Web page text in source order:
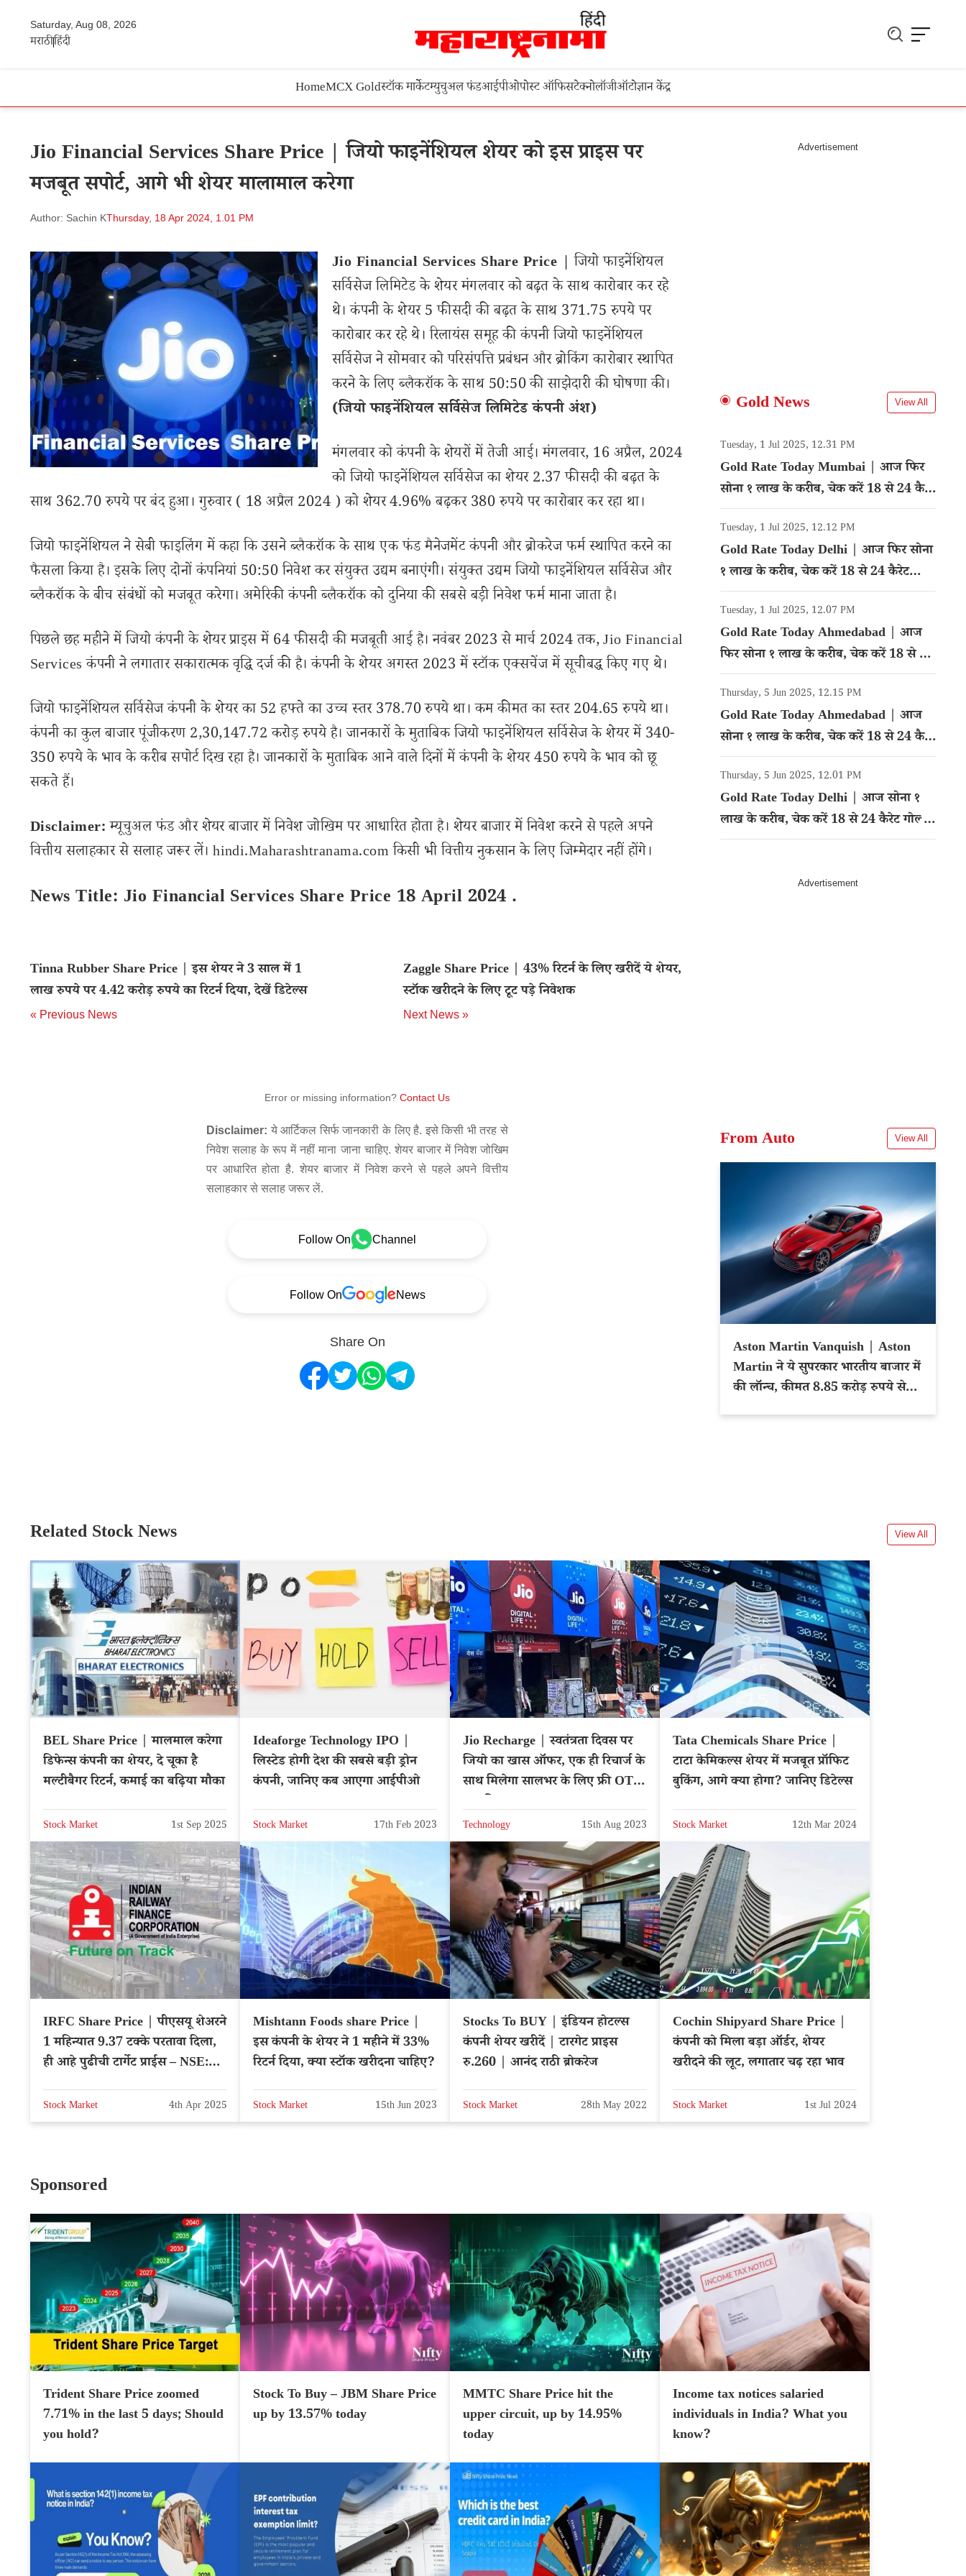
Saturday, Aug 08, 2026
मराठीहिंदी
HomeMCX Goldस्टॉक मार्केटम्युचुअल फंडआईपीओपोस्ट ऑफिसटेक्नोलॉजीऑटोज्ञान केंद्र
Jio Financial Services Share Price | जियो फाइनेंशियल शेयर को इस प्राइस पर
मजबूत सपोर्ट, आगे भी शेयर मालामाल करेगा
Author: Sachin KThursday, 18 Apr 2024, 1.01 PM
Jio Financial Services Share Price | जियो फाइनेंशियल
सर्विसेज लिमिटेड के शेयर मंगलवार को बढ़त के साथ कारोबार कर रहे
थे। कंपनी के शेयर 5 फीसदी की बढ़त के साथ 371.75 रुपये पर
कारोबार कर रहे थे। रिलायंस समूह की कंपनी जियो फाइनेंशियल
सर्विसेज ने सोमवार को परिसंपत्ति प्रबंधन और ब्रोकिंग कारोबार स्थापित
करने के लिए ब्लैकरॉक के साथ 50:50 की साझेदारी की घोषणा की।
(जियो फाइनेंशियल सर्विसेज लिमिटेड कंपनी अंश)
मंगलवार को कंपनी के शेयरों में तेजी आई। मंगलवार, 16 अप्रैल, 2024
को जियो फाइनेंशियल सर्विसेज का शेयर 2.37 फीसदी की बढ़त के
साथ 362.70 रुपये पर बंद हुआ। गुरुवार ( 18 अप्रैल 2024 ) को शेयर 4.96% बढ़कर 380 रुपये पर कारोबार कर रहा था।
जियो फाइनेंशियल ने सेबी फाइलिंग में कहा कि उसने ब्लैकरॉक के साथ एक फंड मैनेजमेंट कंपनी और ब्रोकरेज फर्म स्थापित करने का
फैसला किया है। इसके लिए दोनों कंपनियां 50:50 निवेश कर संयुक्त उद्यम बनाएंगी। संयुक्त उद्यम जियो फाइनेंशियल सर्विसेज और
ब्लैकरॉक के बीच संबंधों को मजबूत करेगा। अमेरिकी कंपनी ब्लैकरॉक को दुनिया की सबसे बड़ी निवेश फर्म माना जाता है।
पिछले छह महीने में जियो कंपनी के शेयर प्राइस में 64 फीसदी की मजबूती आई है। नवंबर 2023 से मार्च 2024 तक, Jio Financial
Services कंपनी ने लगातार सकारात्मक वृद्धि दर्ज की है। कंपनी के शेयर अगस्त 2023 में स्टॉक एक्सचेंज में सूचीबद्ध किए गए थे।
जियो फाइनेंशियल सर्विसेज कंपनी के शेयर का 52 हफ्ते का उच्च स्तर 378.70 रुपये था। कम कीमत का स्तर 204.65 रुपये था।
कंपनी का कुल बाजार पूंजीकरण 2,30,147.72 करोड़ रुपये है। जानकारों के मुताबिक जियो फाइनेंशियल सर्विसेज के शेयर में 340-
350 रुपये के भाव के करीब सपोर्ट दिख रहा है। जानकारों के मुताबिक आने वाले दिनों में कंपनी के शेयर 450 रुपये के भाव को छू
सकते हैं।
Disclaimer:म्यूचुअल फंड और शेयर बाजार में निवेश जोखिम पर आधारित होता है। शेयर बाजार में निवेश करने से पहले अपने
वित्तीय सलाहकार से सलाह जरूर लें। hindi.Maharashtranama.com किसी भी वित्तीय नुकसान के लिए जिम्मेदार नहीं होंगे।
News Title: Jio Financial Services Share Price 18 April 2024 .
Tinna Rubber Share Price | इस शेयर ने 3 साल में 1
लाख रुपये पर 4.42 करोड़ रुपये का रिटर्न दिया, देखें डिटेल्स
« Previous News
Zaggle Share Price | 43% रिटर्न के लिए खरीदें ये शेयर,
स्टॉक खरीदने के लिए टूट पड़े निवेशक
Next News »
Error or missing information? Contact Us
Disclaimer: ये आर्टिकल सिर्फ जानकारी के लिए है. इसे किसी भी तरह से
निवेश सलाह के रूप में नहीं माना जाना चाहिए. शेयर बाजार में निवेश जोखिम
पर आधारित होता है. शेयर बाजार में निवेश करने से पहले अपने वित्तीय
सलाहकार से सलाह जरूर लें.
Follow On Channel
Follow On News
Share On
Gold News View All
Tuesday, 1 Jul 2025, 12.31 PM
Gold Rate Today Mumbai | आज फिर
सोना १ लाख के करीब, चेक करें 18 से 24 कैरेट
गोल्ड का रेट
Tuesday, 1 Jul 2025, 12.12 PM
Gold Rate Today Delhi | आज फिर सोना
१ लाख के करीब, चेक करें 18 से 24 कैरेट
गोल्ड का रेट
Tuesday, 1 Jul 2025, 12.07 PM
Gold Rate Today Ahmedabad | आज
फिर सोना १ लाख के करीब, चेक करें 18 से 24
कैरेट गोल्ड का रेट
Thursday, 5 Jun 2025, 12.15 PM
Gold Rate Today Ahmedabad | आज
सोना १ लाख के करीब, चेक करें 18 से 24 कैरेट
गोल्ड का रेट
Thursday, 5 Jun 2025, 12.01 PM
Gold Rate Today Delhi | आज सोना १
लाख के करीब, चेक करें 18 से 24 कैरेट गोल्ड
का रेट
From Auto View All
Aston Martin Vanquish | Aston
Martin ने ये सुपरकार भारतीय बाजार में
की लॉन्च, कीमत 8.85 करोड़ रुपये से
Related Stock News View All
BEL Share Price | मालमाल करेगा
डिफेन्स कंपनी का शेयर, दे चूका है
मल्टीबैगर रिटर्न, कमाई का बढ़िया मौका
Stock Market 1st Sep 2025
Ideaforge Technology IPO |
लिस्टेड होगी देश की सबसे बड़ी ड्रोन
कंपनी, जानिए कब आएगा आईपीओ
Stock Market 17th Feb 2023
Jio Recharge | स्वतंत्रता दिवस पर
जियो का खास ऑफर, एक ही रिचार्ज के
साथ मिलेगा सालभर के लिए फ्री OTT
Technology 15th Aug 2023
Tata Chemicals Share Price |
टाटा केमिकल्स शेयर में मजबूत प्रॉफिट
बुकिंग, आगे क्या होगा? जानिए डिटेल्स
Stock Market 12th Mar 2024
IRFC Share Price | पीएसयू शेअरने
1 महिन्यात 9.37 टक्के परतावा दिला,
ही आहे पुढीची टार्गेट प्राईस – NSE:
Stock Market 4th Apr 2025
Mishtann Foods share Price |
इस कंपनी के शेयर ने 1 महीने में 33%
रिटर्न दिया, क्या स्टॉक खरीदना चाहिए?
Stock Market 15th Jun 2023
Stocks To BUY | इंडियन होटल्स
कंपनी शेयर खरीदें | टारगेट प्राइस
रु.260 | आनंद राठी ब्रोकरेज
Stock Market 28th May 2022
Cochin Shipyard Share Price |
कंपनी को मिला बड़ा ऑर्डर, शेयर
खरीदने की लूट, लगातार चढ़ रहा भाव
Stock Market 1st Jul 2024
Sponsored
Trident Share Price zoomed
7.71% in the last 5 days; Should
you hold?
Stock To Buy – JBM Share Price
up by 13.57% today
MMTC Share Price hit the
upper circuit, up by 14.95%
today
Income tax notices salaried
individuals in India? What you
know?